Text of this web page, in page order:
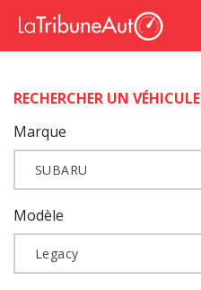
RECHERCHER UN VÉHICULE
Marque
SUBARU
Modèle
Legacy